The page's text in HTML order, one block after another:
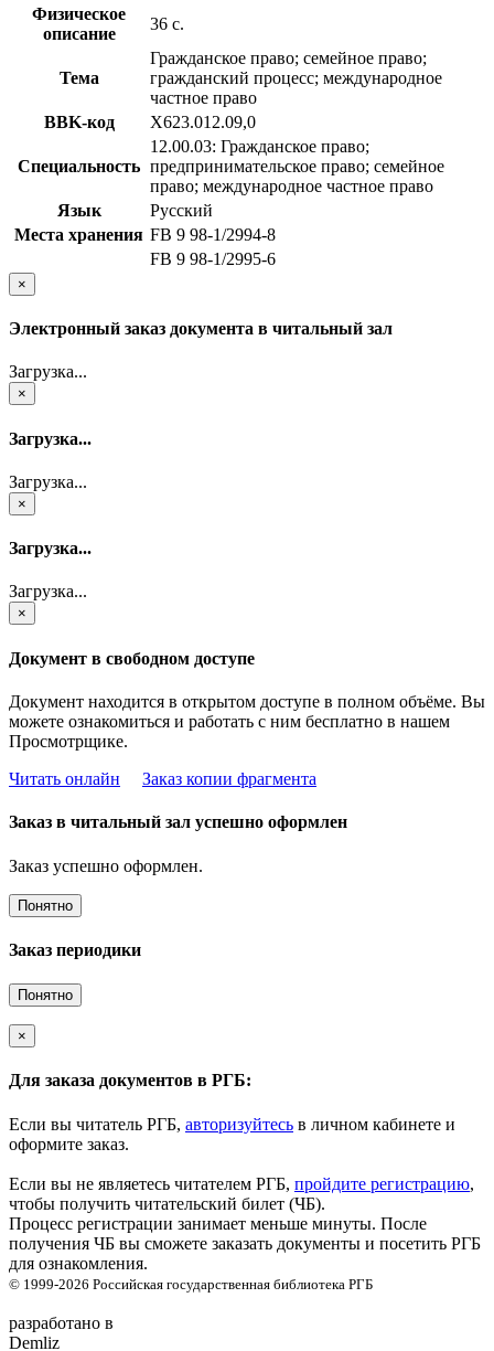
Физическое
описание
36 с.
Тема
Гражданское право; семейное право;
гражданский процесс; международное
частное право
BBK-код
Х623.012.09,0
Специальность
12.00.03: Гражданское право;
предпринимательское право; семейное
право; международное частное право
Язык
Русский
Места хранения FB 9 98-1/2994-8
FB 9 98-1/2995-6
×
Электронный заказ документа в читальный зал
Загрузка...
×
Загрузка...
Загрузка...
×
Загрузка...
Загрузка...
×
Документ в свободном доступе
Документ находится в открытом доступе в полном объёме. Вы
можете ознакомиться и работать с ним бесплатно в нашем
Просмотрщике.
Читать онлайн
Заказ копии фрагмента
Заказ в читальный зал успешно оформлен
Заказ успешно оформлен.
Понятно
Заказ периодики
Понятно
×
Для заказа документов в РГБ:
Если вы читатель РГБ, авторизуйтесь в личном кабинете и
оформите заказ.
Если вы не являетесь читателем РГБ, пройдите регистрацию,
чтобы получить читательский билет (ЧБ).
Процесс регистрации занимает меньше минуты. После
получения ЧБ вы сможете заказать документы и посетить РГБ
для ознакомления.
© 1999-2026 Российская государственная библиотека РГБ
разработано в
Demliz